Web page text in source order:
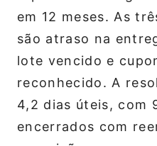
em 12 meses. As
são atraso na
lote vencido e
reconhecido. A
4,2 dias úteis, com
encerrados com